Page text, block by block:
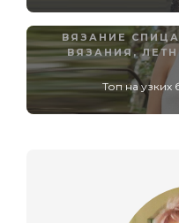
ВЯЗАНИЕ
ВЯЗАНИЯ,
Топ на